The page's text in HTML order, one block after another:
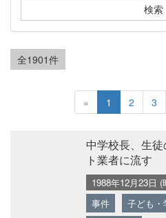
全1901件
« 1 2 3
中学校長、生
ト業者に流す
1988年12月23日 (
事件
子ども・